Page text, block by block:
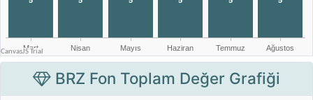
BRZ Fon Toplam Değer Grafiği